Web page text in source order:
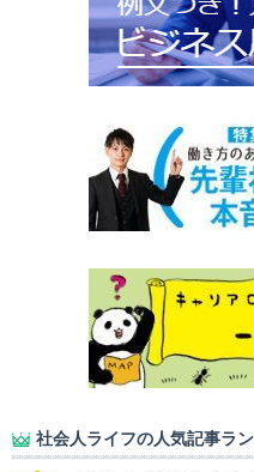
社会人ライフの人気記事ラ